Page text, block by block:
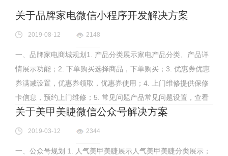
关于品牌家电微信小程序开发解决方案
2019-08-12 2148
一、品牌家电商城规划1. 产品分类展示家电产品分类、产品详
情展示功能；2. 下单购买选择商品，下单购买；3. 优惠券优惠
券满减设置，优惠券领取，优惠券使用；4. 上门维修提供保修
卡信息，预约上门维修；5. 常见问题产品常见问题设置，查看
关于美甲美睫微信公众号解决方案
2019-03-12 2344
一、公众号规划 1. 人气美甲美睫展示人气美甲美睫分类展示；